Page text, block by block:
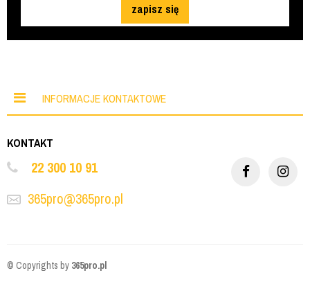
zapisz się
INFORMACJE KONTAKTOWE
KONTAKT
22 300 10 91
365pro@365pro.pl
© Copyrights by 365pro.pl